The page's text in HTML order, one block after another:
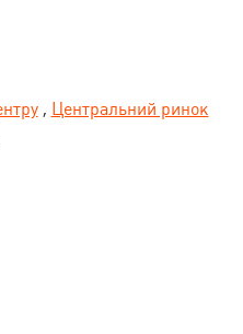
, Центральний ринок